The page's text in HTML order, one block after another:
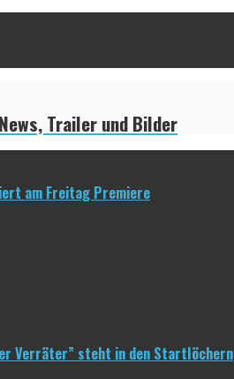
Trailer und Bilder
am Freitag Premiere
Verräter” steht in den Startlöchern